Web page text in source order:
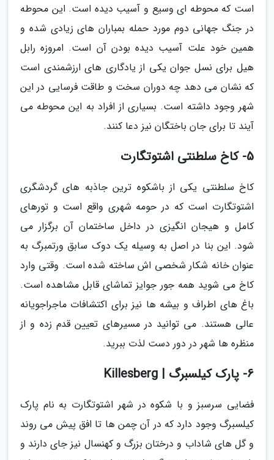
است که محوطه ای وسیع و آسیب دیده است. این محوطه
در جنگ جهانی دوم مورد حمله بمباران های زیادی شده و
همین خود علت آسیب دیده بودن آن است. امروزه رابل
هیل برای نسل جوان یکی از یادگاری های ارزشمندی است
که نشان می دهد چه دوران سخت و طاقت فرسایی در این
شهر وجود داشته است. بسیاری از افراد به این محوطه می
آیند تا برای جان باختگان نیز دعا کنند.
5- کاخ سلطنتی اشتوتگارت
کاخ سلطنتی یکی از باشکوه ترین جاذبه های گردشگری
اشتوتگارت است که در حومه شهری واقع است و تورهای
کامل و هیجان انگیزی در داخل ساختمان آن برگزار می
شود. این بنا در اصل به وسیله یک دوک سابق ورتمبرگ به
عنوان خانه شکار شخصی اش ساخته شده است. وقتی وارد
کاخ می شوید همه جور جوایز تماشای قابل مشاهده است.
باغ های اطراف و بیشه ها نیز برای اکتشافات ماجراجویانه
عالی هستند. می توانید در مسیرهای تعیین قدم زده و از
منظره ها شهر در دور دست لذت ببرید.
6- پارک کیلسبرگ | Killesberg
فضایی سرسبز و با شکوه در شهر اشتوتگارت به نام پارک
کیلسبرگ وجود دارد که در آن چمن ها تا افق پیش می روند
و گل های شاداب و درختان بزرگ و کهنسال نیز جای دارند و